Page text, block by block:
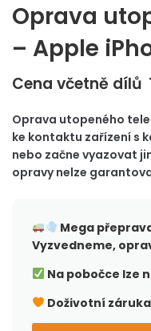
Oprava
– Apple
Cena včetně dílů
Oprava utopeného
ke kontaktu zařízení s
nebo začne vyazovat
opravy nelze
Mega
Vyzvedneme,
Na pobočce lze
Doživotní